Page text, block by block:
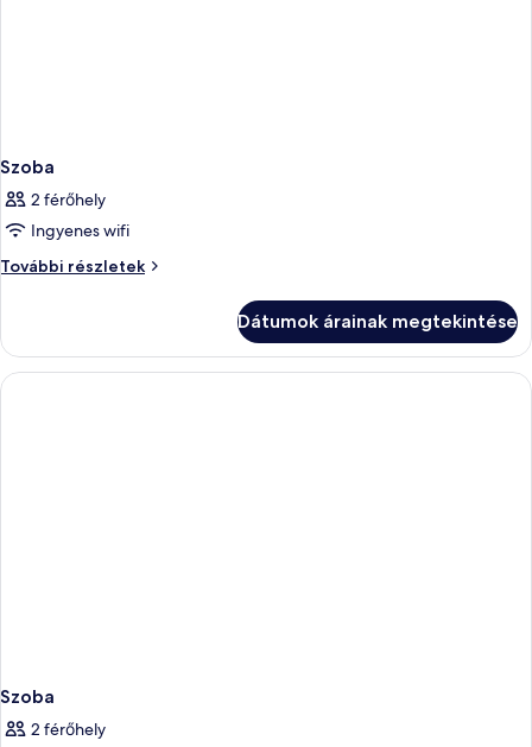
Szoba
2 férőhely
Ingyenes wifi
További részletek
Szoba
Dátumok árainak megtekintése
Szoba
2 férőhely